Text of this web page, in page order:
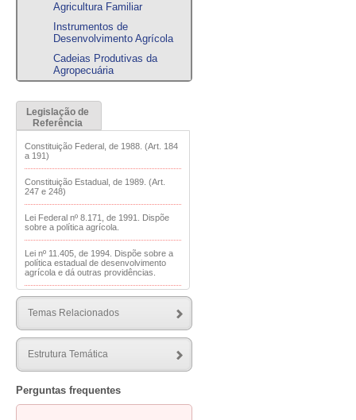
Agricultura Familiar
Instrumentos de
Desenvolvimento Agrícola
Cadeias Produtivas da
Agropecuária
Legislação de
Referência
Constituição Federal, de 1988. (Art. 184
a 191)
Constituição Estadual, de 1989. (Art.
247 e 248)
Lei Federal nº 8.171, de 1991. Dispõe
sobre a política agrícola.
Lei nº 11.405, de 1994. Dispõe sobre a
política estadual de desenvolvimento
agrícola e dá outras providências.
Lei Federal nº 12.805, de 2013. Institui a
Política Nacional de Integração Lavoura-
Pecuária-Floresta e altera a Lei nº
Lei Federal nº 14.475, de 2022. Institui a
Agricultura e Pecuária de Precisão para
recursos e insumos de produção, de
Temas Relacionados
Estrutura Temática
Perguntas frequentes